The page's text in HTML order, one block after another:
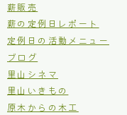
​薪販売
薪の定例日レポート
定例日の活動メニュー
ブログ
里山シネマ
里山いきもの
原木からの木工